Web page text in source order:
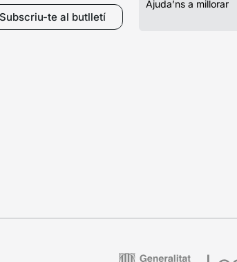
Subscriu-te al butlletí
Ajuda’ns a millorar